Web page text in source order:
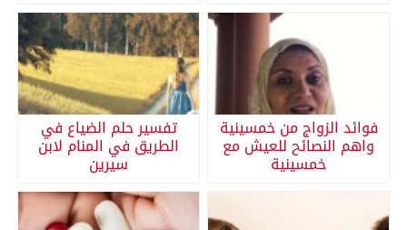
فوائد الزواج من خمسينية
واهم النصائح للعيش مع
خمسينية
تفسير حلم الضياع في
الطريق في المنام لابن
سيرين